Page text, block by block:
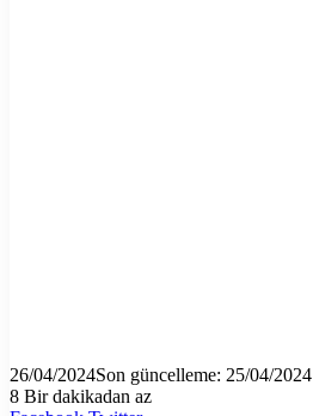
26/04/2024Son güncelleme: 25/04/2024
8 Bir dakikadan az